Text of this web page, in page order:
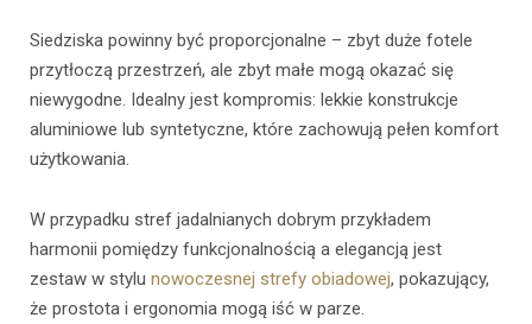
Siedziska powinny być proporcjonalne – zbyt duże fotele
przytłoczą przestrzeń, ale zbyt małe mogą okazać się
niewygodne. Idealny jest kompromis: lekkie konstrukcje
aluminiowe lub syntetyczne, które zachowują pełen komfort
użytkowania.
W przypadku stref jadalnianych dobrym przykładem
harmonii pomiędzy funkcjonalnością a elegancją jest
zestaw w stylu nowoczesnej strefy obiadowej, pokazujący,
że prostota i ergonomia mogą iść w parze.